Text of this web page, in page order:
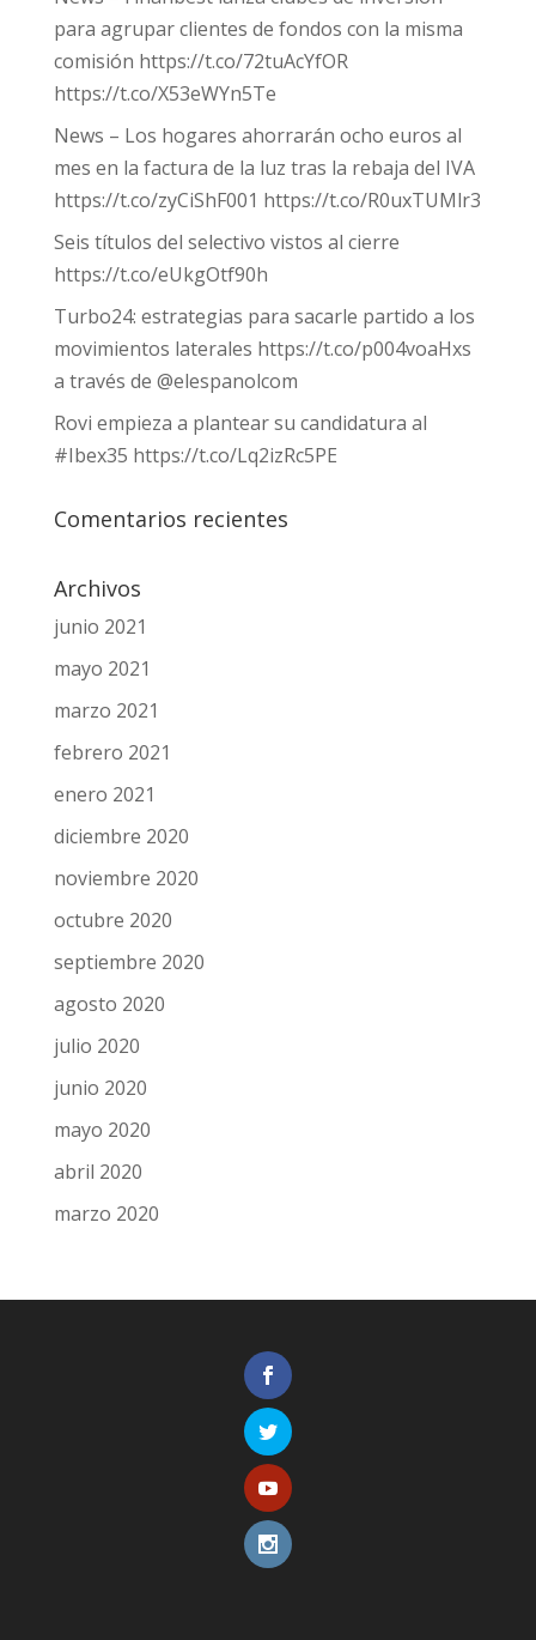
para agrupar clientes de fondos con la misma
comisión https://t.co/72tuAcYfOR
https://t.co/X53eWYn5Te
News – Los hogares ahorrarán ocho euros al
mes en la factura de la luz tras la rebaja del IVA
https://t.co/zyCiShF001 https://t.co/R0uxTUMlr3
Seis títulos del selectivo vistos al cierre
https://t.co/eUkgOtf90h
Turbo24: estrategias para sacarle partido a los
movimientos laterales https://t.co/p004voaHxs
a través de @elespanolcom
Rovi empieza a plantear su candidatura al
#Ibex35 https://t.co/Lq2izRc5PE
Comentarios recientes
Archivos
junio 2021
mayo 2021
marzo 2021
febrero 2021
enero 2021
diciembre 2020
noviembre 2020
octubre 2020
septiembre 2020
agosto 2020
julio 2020
junio 2020
mayo 2020
abril 2020
marzo 2020